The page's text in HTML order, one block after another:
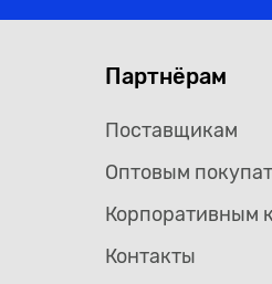
Партнёрам
Поставщикам
Оптовым
Корпоративным
Контакты